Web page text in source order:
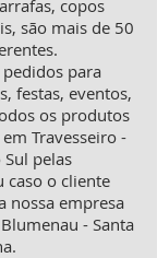
copos
são mais de 50
para
festas, eventos,
os produtos
Travesseiro -
pelas
caso o cliente
nossa empresa
- Santa